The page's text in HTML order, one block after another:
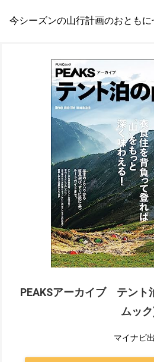
今シーズンの山行計画のおともに
PEAKSアーカイブ テント
ムッ
マイナビ